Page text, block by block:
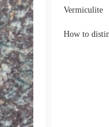
Vermiculite
How to